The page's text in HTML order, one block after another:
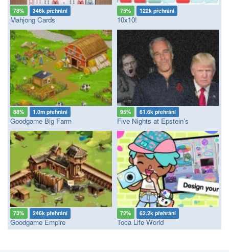
78% 346k přehrání
Mahjong Cards
75% 122k přehrání
10x10!
88% 1.0m přehrání
Goodgame Big Farm
95% 61.6k přehrání
Five Nights at Epstein’s
73% 246k přehrání
Goodgame Empire
72% 62.2k přehrání
Toca Life World